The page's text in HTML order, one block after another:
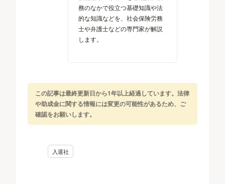
務のなかで役立つ基礎知識や法
的な知識などを、社会保険労務
士や弁護士などの専門家が解説
します。
この記事は最終更新日から1年以上経過しています。法律
や助成金に関する情報には変更の可能性があるため、ご
確認をお願いします。
入退社